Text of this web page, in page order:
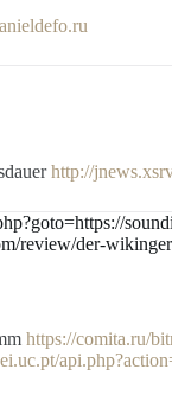
http://
review/der-
https://comita.ru/